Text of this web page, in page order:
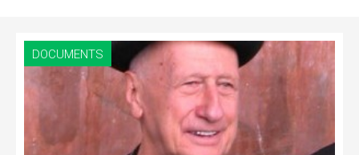
DOCUMENTS